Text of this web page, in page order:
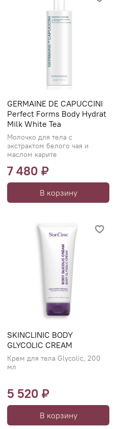
GERMAINE DE CAPUCCINI
Perfect Forms Body Hydrat
Milk White Tea
Молочко для тела с
экстрактом белого чая и
маслом карите
7 480 ₽
В корзину
SKINCLINIC BODY
GLYCOLIC CREAM
Крем для тела Glycoliс, 200
мл
5 520 ₽
В корзину